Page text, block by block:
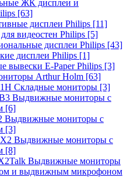
ЖК дисплеи и
[63]
дисплеи Philips [11]
видеостен Philips [5]
дисплеи Philips [43]
дисплеи Philips [1]
вывески E-Paper Philips [3]
Arthur Holm [63]
Складные мониторы [3]
Выдвижные мониторы с
[6]
Выдвижные мониторы с
[3]
Выдвижные мониторы с
[8]
Выдвижные мониторы
и выдвижным микрофоном